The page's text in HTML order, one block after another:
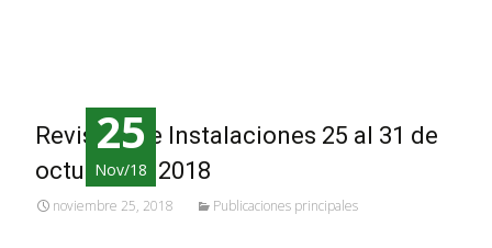
25
Nov/18
Revisión de Instalaciones 25 al 31 de
octubre de 2018
noviembre 25, 2018 Publicaciones principales